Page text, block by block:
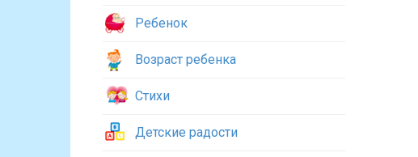
Ребенок
Возраст ребенка
Стихи
Детские радости